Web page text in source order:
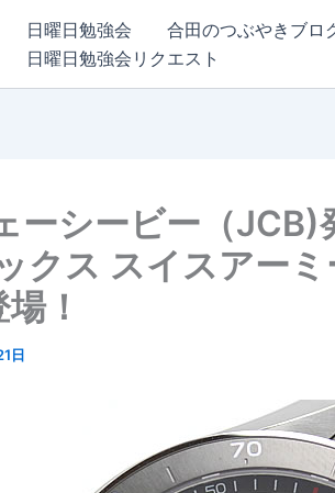
日曜日勉強会 合田のつぶやきブロ
日曜日勉強会リクエスト
シービー（JCB)
クス スイスアー
！
日